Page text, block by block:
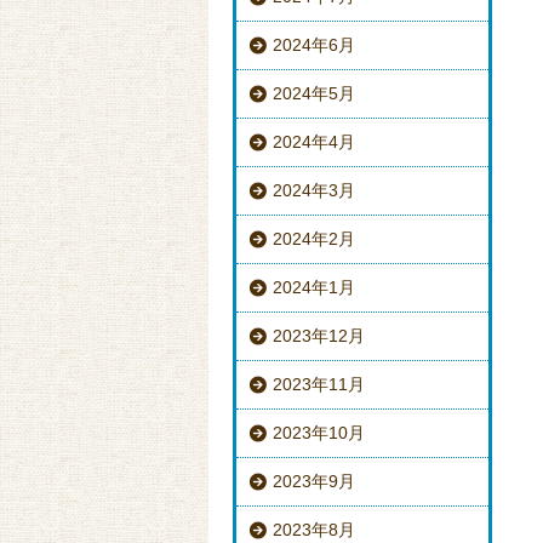
2024年6月
2024年5月
2024年4月
2024年3月
2024年2月
2024年1月
2023年12月
2023年11月
2023年10月
2023年9月
2023年8月